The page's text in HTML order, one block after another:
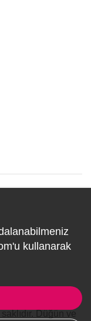
kullanarak